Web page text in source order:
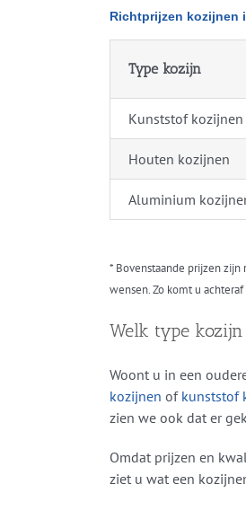
Richtprijzen kozijnen
Type kozijn
Kunststof kozijnen
Houten kozijnen
Aluminium
* Bovenstaande prijzen
wensen. Zo komt u
Welk type
Woont u in een
kozijnen of kunststof
zien we ook dat er
Omdat prijzen en
ziet u wat een